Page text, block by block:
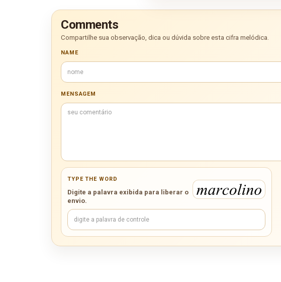
Comments
Compartilhe sua observação, dica ou dúvida sobre esta cifra melódica.
NAME
MENSAGEM
TYPE THE WORD
Digite a palavra exibida para liberar o
envio.